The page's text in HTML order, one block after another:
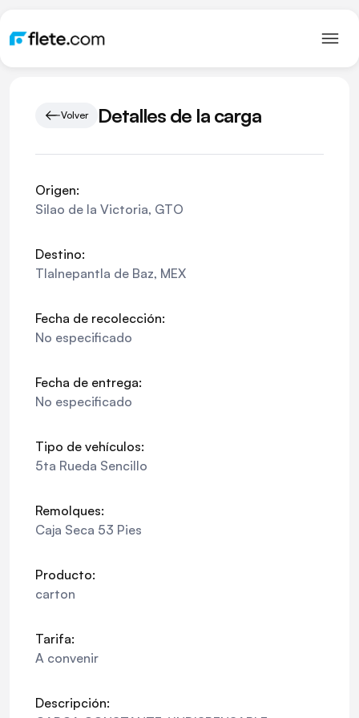
Volver Detalles de la carga
Origen:
Silao de la Victoria, GTO
Destino:
Tlalnepantla de Baz, MEX
Fecha de recolección:
No especificado
Fecha de entrega:
No especificado
Tipo de vehículos:
5ta Rueda Sencillo
Remolques:
Caja Seca 53 Pies
Producto:
carton
Tarifa:
A convenir
Descripción: